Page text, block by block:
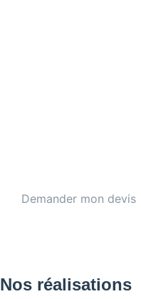
Demander mon devis
Nos réalisations